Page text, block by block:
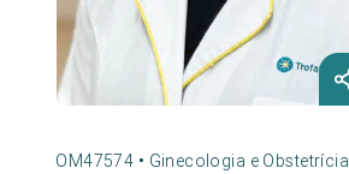
OM47574 • Ginecologia e Obstetrícia